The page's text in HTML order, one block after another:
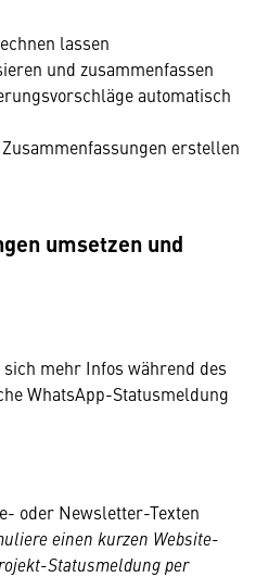
lassen
und zusammenfassen
automatisch
erstellen
umsetzen und
mehr Infos während des
WhatsApp-Statusmeldung
oder Newsletter-Texten
einen kurzen Website-
Statusmeldung per